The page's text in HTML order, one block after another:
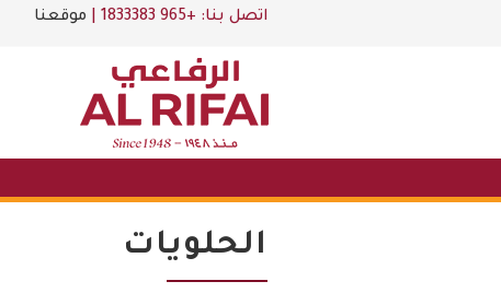
اتصل بنا: +965 1833383 موقعنا
الحلويات